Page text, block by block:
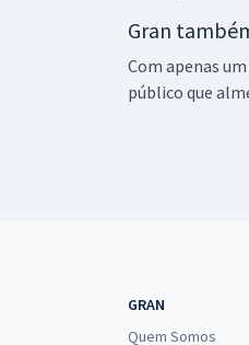
Gran
Com apenas
público que
GRAN
Quem Somos